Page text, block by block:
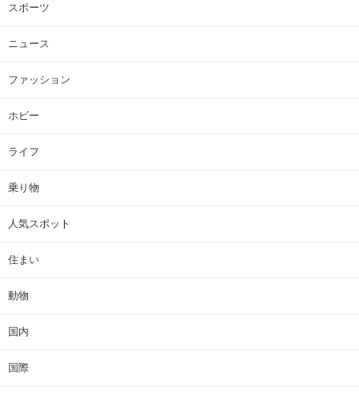
スポーツ
ニュース
ファッション
ホビー
ライフ
乗り物
人気スポット
住まい
動物
国内
国際